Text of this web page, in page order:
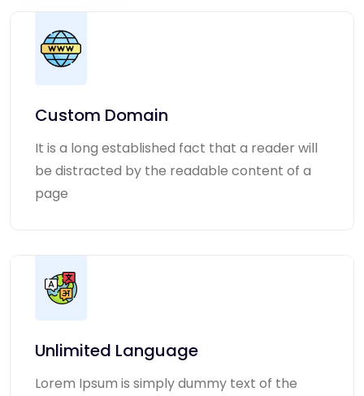
Custom Domain
It is a long established fact that a reader will
be distracted by the readable content of a
page
Unlimited Language
Lorem Ipsum is simply dummy text of the